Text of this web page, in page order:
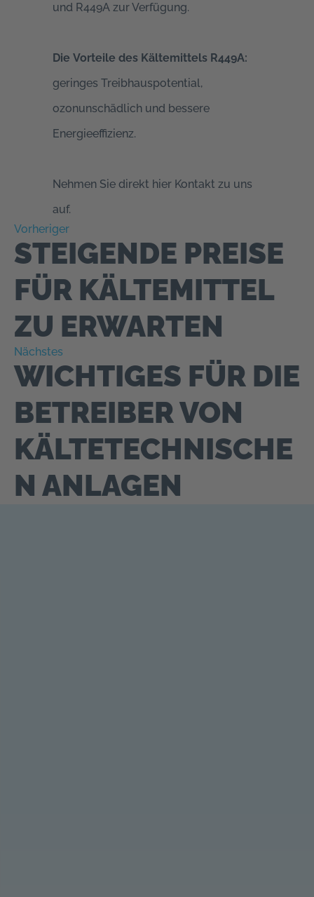
und R449A zur Verfügung.
Die Vorteile des Kältemittels R449A:
geringes Treibhauspotential,
ozonunschädlich und bessere
Energieeffizienz.
Nehmen Sie direkt hier Kontakt zu uns
auf.
Vorheriger
STEIGENDE PREISE
FÜR KÄLTEMITTEL
ZU ERWARTEN
Nächstes
WICHTIGES FÜR DIE
BETREIBER VON
KÄLTETECHNISCHE
N ANLAGEN